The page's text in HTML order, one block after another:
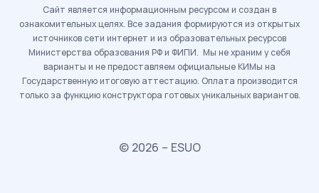
Сайт является информационным ресурсом и создан в
ознакомительных целях. Все задания формируются из открытых
источников сети интернет и из образовательных ресурсов
Министерства образования РФ и ФИПИ. Мы не храним у себя
варианты и не предоставляем официальные КИМы на
Государственную итоговую аттестацию. Оплата производится
только за функцию конструктора готовых уникальных вариантов.
© 2026 – ESUO